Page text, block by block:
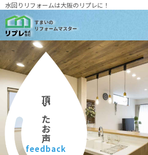
水回りリフォームは大阪のリプレに！
頂いたお声
feedback